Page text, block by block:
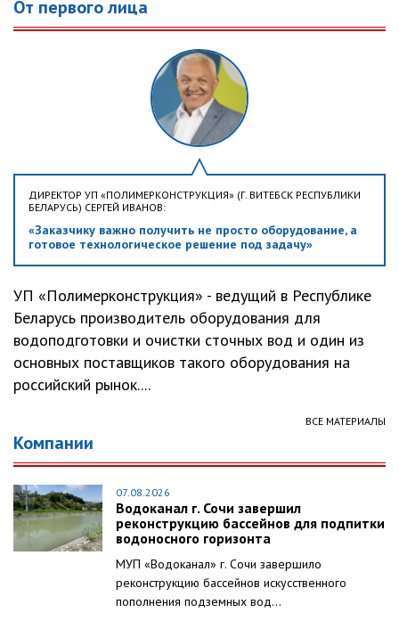
От первого лица
ДИРЕКТОР УП «ПОЛИМЕРКОНСТРУКЦИЯ» (Г. ВИТЕБСК РЕСПУБЛИКИ
БЕЛАРУСЬ) СЕРГЕЙ ИВАНОВ:
«Заказчику важно получить не просто оборудование, а
готовое технологическое решение под задачу»
УП «Полимерконструкция» - ведущий в Республике
Беларусь производитель оборудования для
водоподготовки и очистки сточных вод и один из
основных поставщиков такого оборудования на
российский рынок....
ВСЕ МАТЕРИАЛЫ
Компании
07.08.2026
Водоканал г. Сочи завершил
реконструкцию бассейнов для подпитки
водоносного горизонта
МУП «Водоканал» г. Сочи завершило
реконструкцию бассейнов искусственного
пополнения подземных вод...